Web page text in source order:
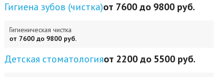
Гигиена зубов (чистка)от 7600 до 9800 руб.
Гигиеническая чистка
от 7600 до 9800 руб.
Детская стоматологияот 2200 до 5500 руб.